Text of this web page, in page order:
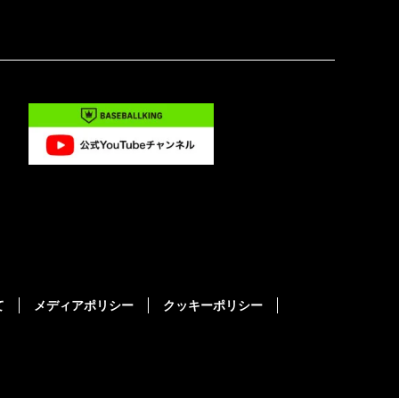
メディアポリシー クッキーポリシー